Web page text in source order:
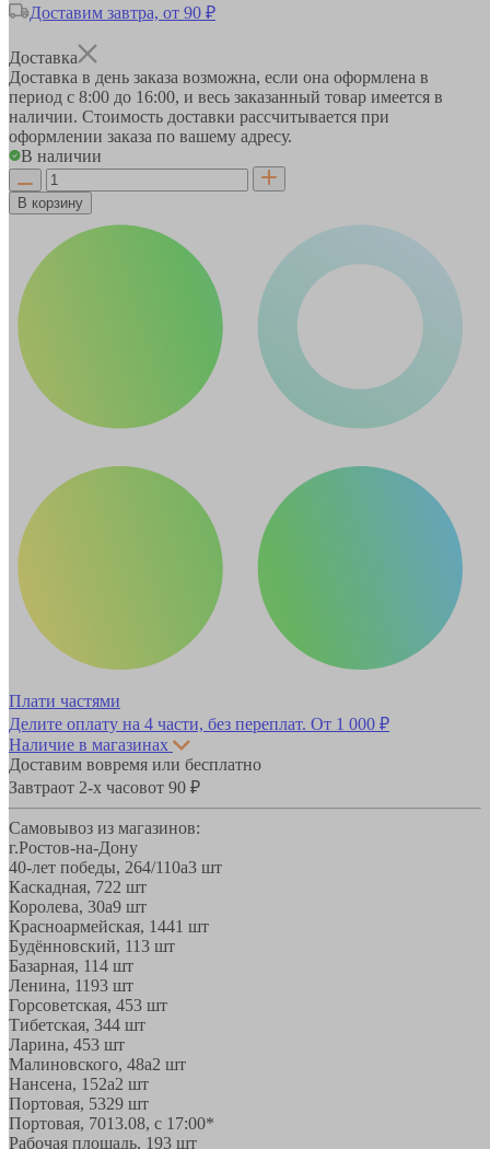
Доставим завтра, от 90 ₽
Доставка
Доставка в день заказа возможна, если она оформлена в
период с 8:00 до 16:00, и весь заказанный товар имеется в
наличии. Стоимость доставки рассчитывается при
оформлении заказа по вашему адресу.
В наличии
В корзину
Плати частями
Делите оплату на 4 части, без переплат. От 1 000 ₽
Наличие в магазинах
Доставим вовремя или бесплатно
Завтраот 2-х часовот 90 ₽
Самовывоз из магазинов:
г.Ростов-на-Дону
40-лет победы, 264/110а3 шт
Каскадная, 722 шт
Королева, 30а9 шт
Красноармейская, 1441 шт
Будённовский, 113 шт
Базарная, 114 шт
Ленина, 1193 шт
Горсоветская, 453 шт
Тибетская, 344 шт
Ларина, 453 шт
Малиновского, 48а2 шт
Нансена, 152а2 шт
Портовая, 5329 шт
Портовая, 7013.08, с 17:00*
Рабочая площадь, 193 шт